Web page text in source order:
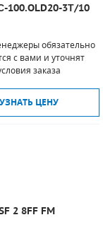
3Т/10
обязательно
с вами и уточнят
заказа
УЗНАТЬ ЦЕНУ
2 8FF FM